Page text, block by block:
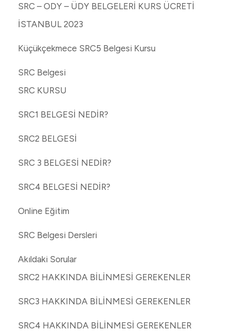
SRC – ODY – ÜDY BELGELERİ KURS ÜCRETİ
İSTANBUL 2023
Küçükçekmece SRC5 Belgesi Kursu
SRC Belgesi
SRC KURSU
SRC1 BELGESİ NEDİR?
SRC2 BELGESİ
SRC 3 BELGESİ NEDİR?
SRC4 BELGESİ NEDİR?
Online Eğitim
SRC Belgesi Dersleri
Akıldaki Sorular
SRC2 HAKKINDA BİLİNMESİ GEREKENLER
SRC3 HAKKINDA BİLİNMESİ GEREKENLER
SRC4 HAKKINDA BİLİNMESİ GEREKENLER